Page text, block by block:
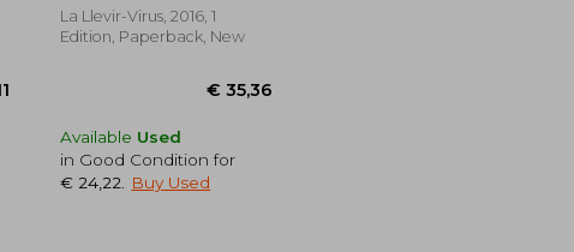
La Llevir-Virus, 2016, 1
Edition, Paperback, New
Available Used
in Good Condition for
€ 24,22
Buy Used